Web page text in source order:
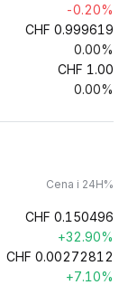
-0.20%
CHF 0.999619
0.00%
CHF 1.00
0.00%
Cena i 24H%
CHF 0.150496
+32.90%
CHF 0.00272812
+7.10%